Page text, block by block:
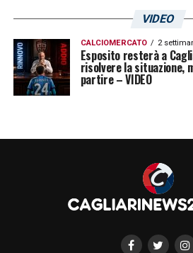
VIDEO
CALCIOMERCATO 2
Esposito resterà a
risolvere la situazione,
partire – VIDEO